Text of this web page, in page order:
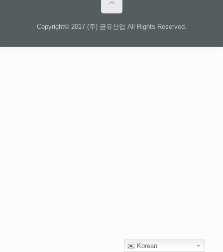
Copyright© 2017 (주) 금유산업 All Rights Reserved.
Korean